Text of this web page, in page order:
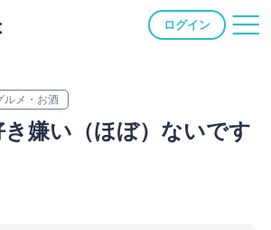
ログイン
ルメ・お酒
き嫌い（ほぼ）ないです